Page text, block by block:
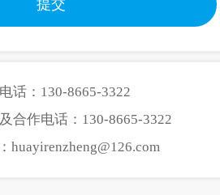
话：130-8665-3322
合作电话：130-8665-3322
huayirenzheng@126.com